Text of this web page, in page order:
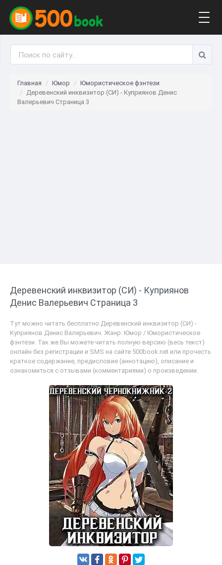
Главная Юмор
Юмористическое фэнтези
Деревенский инквизитор (СИ) - Куприянов Денис
Валерьевич Страница 3
Деревенский инквизитор (СИ) - Куприянов
Денис Валерьевич Страница 3
Тут можно читать бесплатно Деревенский инквизитор (СИ) -
Куприянов Денис Валерьевич. Жанр: Юмор / Юмористическое
фэнтези. Так же Вы можете читать полную версию (весь текст)
онлайн без регистрации и SMS на сайте 500book.net или прочесть
краткое содержание, предисловие (аннотацию), описание и
ознакомиться с отзывами (комментариями) о произведении.